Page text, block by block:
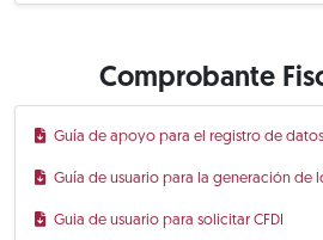
Comprobante
Guía de apoyo para el registro de
Guía de usuario para la generación de
Guia de usuario para solicitar CFDI